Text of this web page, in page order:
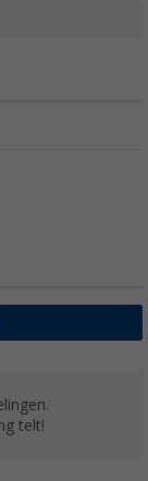
telt!